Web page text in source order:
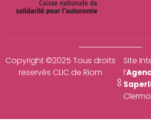
Copyright ©2025 Tous droits
reservés CLIC de Riom
Site
l’